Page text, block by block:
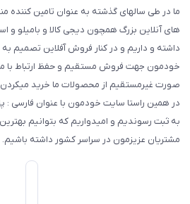
ما در طی سالهای گذشته به عنوان تامین کننده
های آنلاین بزرگ همچون دیجی کالا و بامیلو و
داشته و داریم و در کنار فروش آفلاین تصمیم به
خودمون جهت فروش مستقیم و حفظ ارتباط با
صورت غیرمستقیم از محصولات ما خرید میکردن
به ثبت رسوندیم و امیدواریم که بتوانیم
مشتریان عزیزمون در سراسر کشور داشته باشیم.